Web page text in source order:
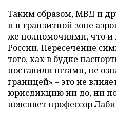
Таким образом, МВД и
и в транзитной зоне
же полномочиями, что и
России. Пересечение
того, как в будке
поставили штамп, не
границей» – это не
юрисдикцию ни до, ни
поясняет профессор